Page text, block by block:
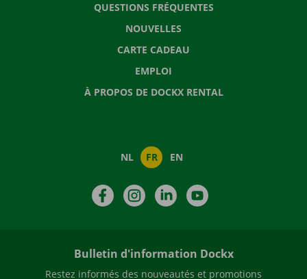
QUESTIONS FRÉQUENTES
NOUVELLES
CARTE CADEAU
EMPLOI
À PROPOS DE DOCKX RENTAL
NL FR EN
FacebookInstagramLinkedIn
Bulletin d'information Dockx
Restez informés des nouveautés et promotions